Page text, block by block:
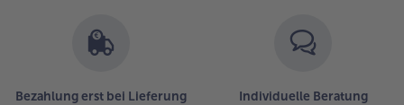
Bezahlung erst bei Lieferung Individuelle Beratung